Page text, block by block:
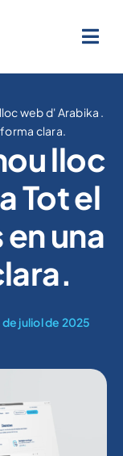
web d' Arabika .
clara.
lloc
Tot el
una
de juliol de 2025